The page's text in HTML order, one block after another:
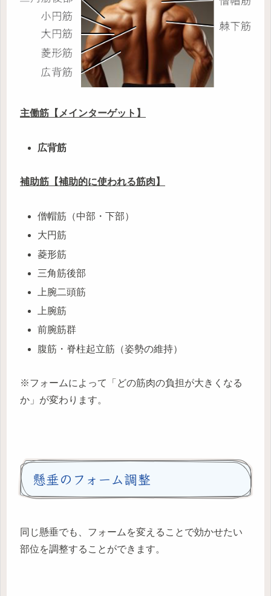
主働筋【メインターゲット】
広背筋
補助筋【補助的に使われる筋肉】
僧帽筋（中部・下部）
大円筋
菱形筋
三角筋後部
上腕二頭筋
上腕筋
前腕筋群
腹筋・脊柱起立筋（姿勢の維持）
※フォームによって「どの筋肉の負担が大きくなる
か」が変わります。
懸垂のフォーム調整
同じ懸垂でも、フォームを変えることで効かせたい
部位を調整することができます。